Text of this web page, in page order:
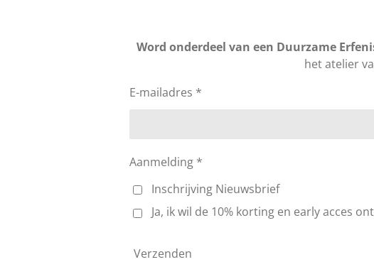
Word onderdeel van een Duurzame
het atelier
E-mailadres *
Aanmelding *
Inschrijving Nieuwsbrief
Ja, ik wil de 10% korting en early acces
Verzenden